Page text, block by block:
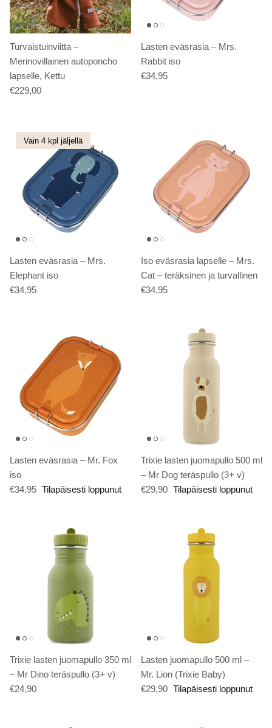
Turvaistuinviitta –
Merinovillainen autoponcho
lapselle, Kettu
€229,00
Lasten eväsrasia – Mrs.
Rabbit iso
€34,95
Vain 4 kpl jäljellä
Lasten eväsrasia – Mrs.
Elephant iso
€34,95
Iso eväsrasia lapselle – Mrs.
Cat – teräksinen ja turvallinen
€34,95
Lasten eväsrasia – Mr. Fox
iso
€34,95 Tilapäisesti loppunut
Trixie lasten juomapullo 500 ml
– Mr Dog teräspullo (3+ v)
€29,90 Tilapäisesti loppunut
Trixie lasten juomapullo 350 ml
– Mr Dino teräspullo (3+ v)
€24,90
Lasten juomapullo 500 ml –
Mr. Lion (Trixie Baby)
€29,90 Tilapäisesti loppunut